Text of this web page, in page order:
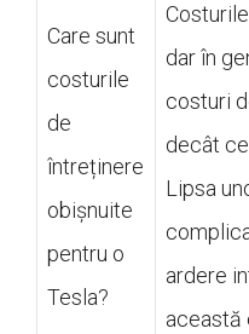
Care sunt
costurile
de
întreținere
obișnuite
pentru o
Tesla?
dar în
costuri
decât
Lipsa
ardere
această